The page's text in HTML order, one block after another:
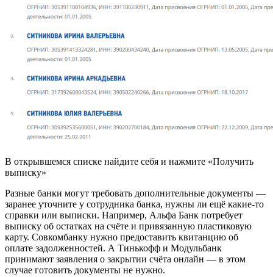
В открывшемся списке найдите себя и нажмите «Получить
выписку»
Разные банки могут требовать дополнительные документы —
заранее уточните у сотрудника банка, нужны ли ещё какие-то
справки или выписки. Например, Альфа Банк потребует
выписку об остатках на счёте и привязанную пластиковую
карту. Совкомбанку нужно предоставить квитанцию об
оплате задолженностей. А Тинькофф и Модульбанк
принимают заявления о закрытии счёта онлайн — в этом
случае готовить документы не нужно.